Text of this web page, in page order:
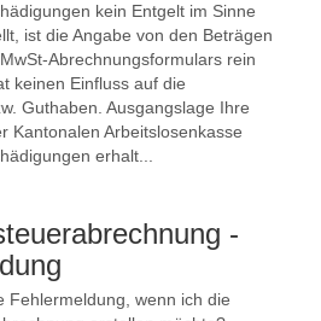
kein Entgelt im Sinne
ist die Angabe von den Beträgen
Abrechnungsformulars rein
keinen Einfluss auf die
Guthaben. Ausgangslage Ihre
Kantonalen Arbeitslosenkasse
erhalt...
-
Fehlermeldung, wenn ich die